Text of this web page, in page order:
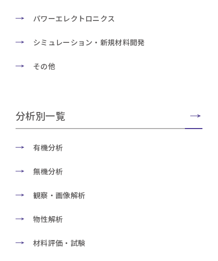
パワーエレクトロニクス
シミュレーション・新規材料開発
その他
分析別一覧
有機分析
無機分析
観察・画像解析
物性解析
材料評価・試験